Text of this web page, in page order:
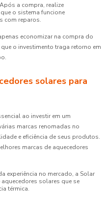
Após a compra, realize
o sistema funcione
com reparos.
economizar na compra do
o investimento traga retorno em
solares para
ao investir em um
marcas renomadas no
e eficiência de seus produtos.
marcas de aquecedores
experiência no mercado, a Solar
solares que se
térmica.